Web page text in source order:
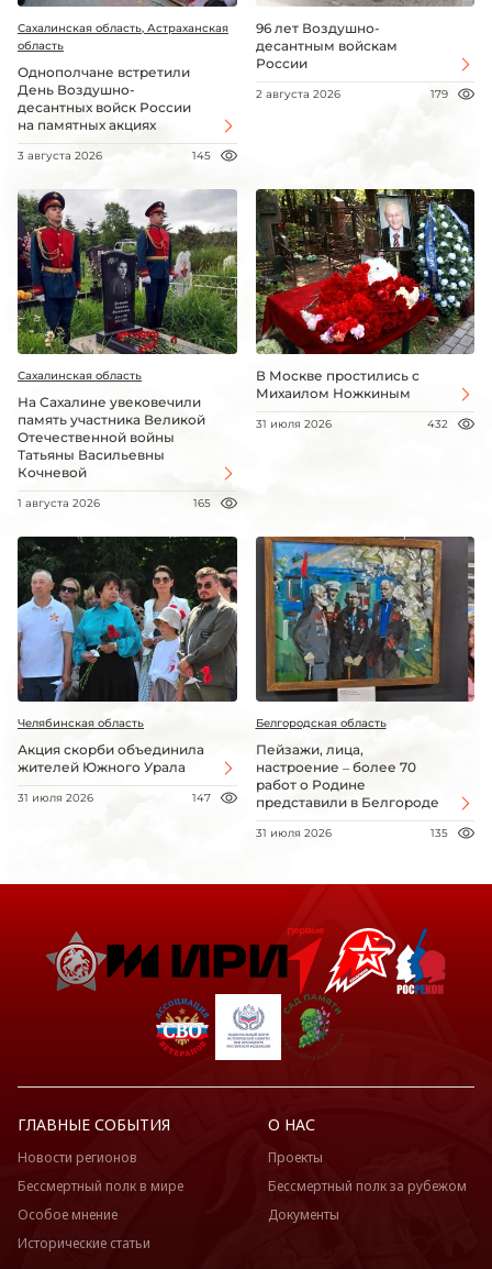
Сахалинская область, Астраханская
область
Однополчане встретили
День Воздушно-
десантных войск России
на памятных акциях
3 августа 2026 145
96 лет Воздушно-
десантным войскам
России
2 августа 2026 179
Сахалинская область
На Сахалине увековечили
память участника Великой
Отечественной войны
Татьяны Васильевны
Кочневой
1 августа 2026 165
В Москве простились с
Михаилом Ножкиным
31 июля 2026 432
Челябинская область
Акция скорби объединила
жителей Южного Урала
31 июля 2026 147
Белгородская область
Пейзажи, лица,
настроение – более 70
работ о Родине
представили в Белгороде
31 июля 2026 135
ГЛАВНЫЕ СОБЫТИЯ
Новости регионов
Бессмертный полк в мире
Особое мнение
Исторические статьи
О НАС
Проекты
Бессмертный полк за рубежом
Документы